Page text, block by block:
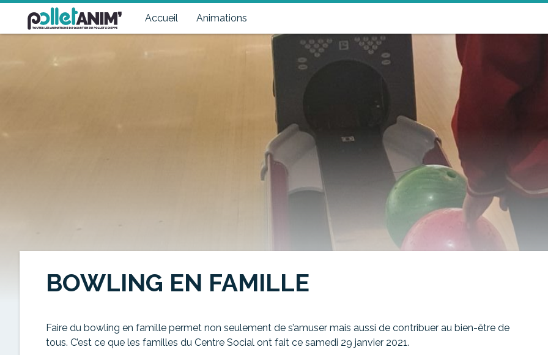
Accueil Animations
Pollet Anim'
Toutes les animations du quartier du Pollet à Dieppe
BOWLING EN FAMILLE
Faire du bowling en famille permet non seulement de s’amuser mais aussi de contribuer au bien-être de
tous. C’est ce que les familles du Centre Social ont fait ce samedi 29 janvier 2021.